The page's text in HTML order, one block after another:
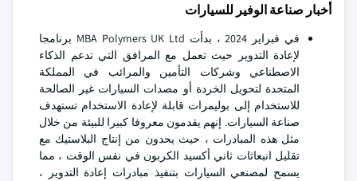
أخبار صناعة الوفير للسيارات
في فبراير 2024 ، بدأت MBA Polymers UK Ltd برنامجا
لإعادة التدوير حيث تعمل مع المرافق التي تدعم الذكاء
الاصطناعي وشركات التأمين والمرائب في المملكة
المتحدة لتحويل الخردة أو مصدات السيارات غير الصالحة
للاستخدام إلى بوليمرات قابلة لإعادة الاستخدام تستهدف
صناعة السيارات. إنهم يقدمون معروفا كبيرا للبيئة من خلال
مثل هذه المبادرات ، حيث يحدون من إنتاج البلاستيك مع
تقليل انبعاثات ثاني أكسيد الكربون في نفس الوقت ، مما
يسمح لمصنعي السيارات بتنفيذ مبادرات إعادة التدوير ،